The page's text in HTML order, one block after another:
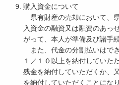
購入資金について
県有財産の売却において、
入資金の融資又は融資のあっ
がって、本人が準備及び諸手
また、代金の分割払いはで
１／１０以上を納付していた
残金を納付していただくか、
を納付していただくことになり